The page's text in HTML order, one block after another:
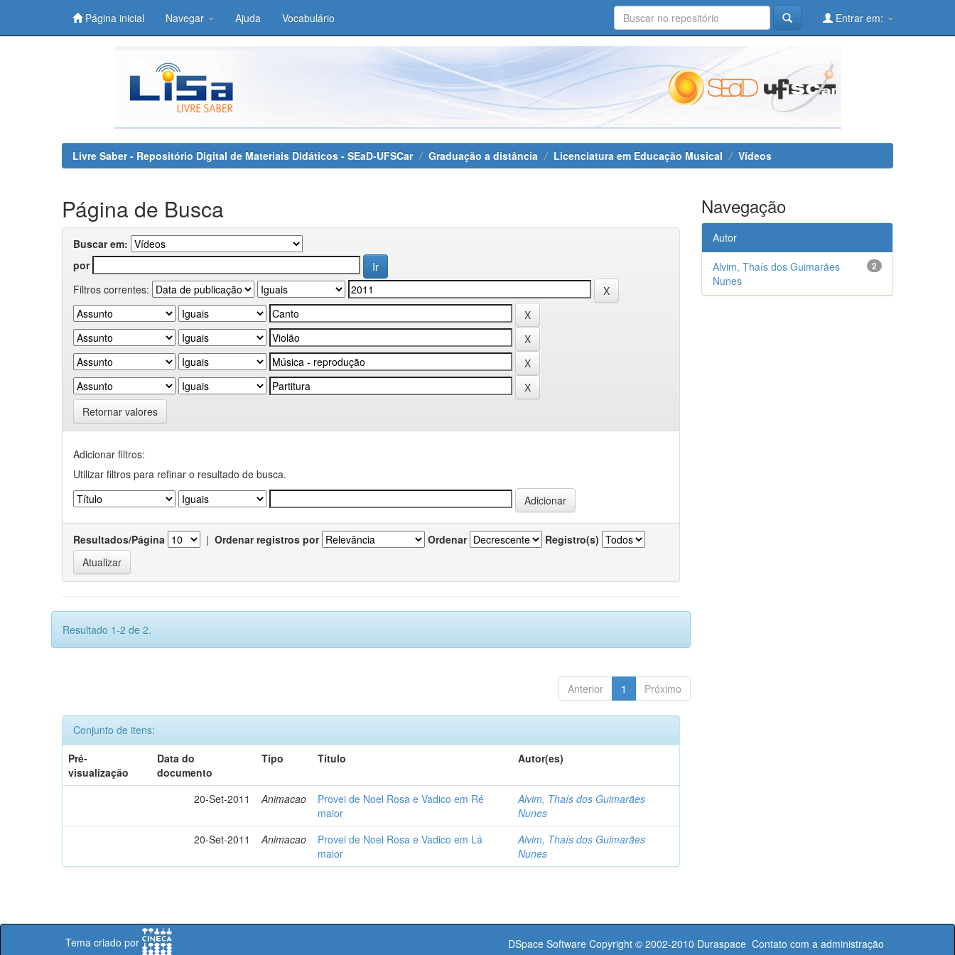
Página inicial Navegar Ajuda Vocabulário Entrar em:
Livre Saber - Repositório Digital de Materiais Didáticos - SEaD-UFSCar Graduação a distância Licenciatura em Educação Musical Vídeos
Página de Busca
Buscar em:
por
Filtros correntes:
Retornar valores
Adicionar filtros:
Utilizar filtros para refinar o resultado de busca.
Resultados/Página | Ordenar registros por Ordenar Registro(s)
Resultado 1-2 de 2.
Anterior 1 Próximo
Conjunto de itens:
Pré-
visualização
Data do
documento
Tipo Título Autor(es)
20-Set-2011 Animacao
Provei de Noel Rosa e Vadico em Ré
maior
Alvim, Thaís dos Guimarães
Nunes
20-Set-2011
Animacao
Provei de Noel Rosa e Vadico em Lá
maior
Alvim, Thaís dos Guimarães
Nunes
Navegação
Autor
2
Alvim, Thaís dos Guimarães
Nunes
Tema criado por DSpace Software Copyright © 2002-2010 Duraspace Contato com a administração